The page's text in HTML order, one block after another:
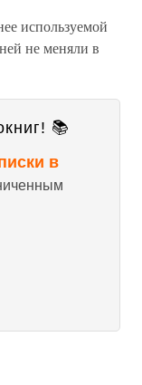
используемой
не меняли в
📚
в